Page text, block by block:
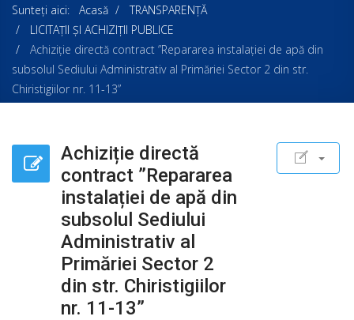
Sunteți aici: Acasă
TRANSPARENȚĂ
LICITAȚII ȘI ACHIZIȚII PUBLICE
Achiziție directă contract ”Repararea instalației de apă din
subsolul Sediului Administrativ al Primăriei Sector 2 din str.
Chiristigiilor nr. 11-13”
Achiziție directă
contract ”Repararea
instalației de apă din
subsolul Sediului
Administrativ al
Primăriei Sector 2
din str. Chiristigiilor
nr. 11-13”